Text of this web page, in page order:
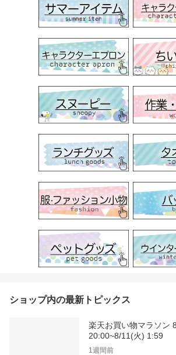
ショップ内の最新トピックス
楽天お買い物マラソン
20:00~8/11(火) 1:59
1週間前